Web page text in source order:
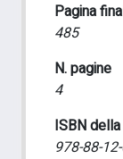
Pagina
485
N. pagine
4
ISBN
978-88-